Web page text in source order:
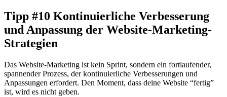
Tipp #10 Kontinuierliche Verbesserung
und Anpassung der Website-Marketing-
Strategien
Das Website-Marketing ist kein Sprint, sondern ein fortlaufender,
spannender Prozess, der kontinuierliche Verbesserungen und
Anpassungen erfordert. Den Moment, dass deine Website “fertig”
ist, wird es nicht geben.